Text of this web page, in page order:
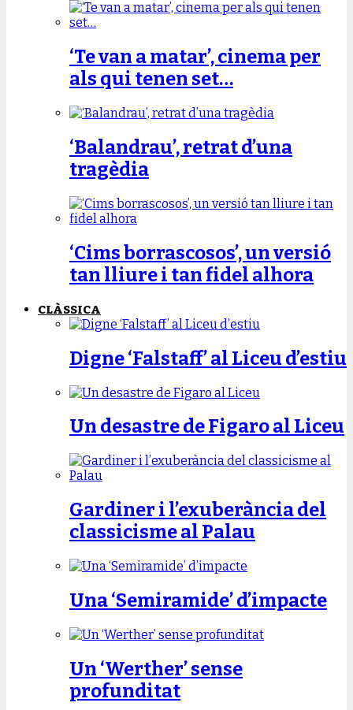
‘Te van a matar’, cinema per
als qui tenen set…
‘Balandrau’, retrat d’una
tragèdia
‘Cims borrascosos’, un versió
tan lliure i tan fidel alhora
CLÀSSICA
Digne ‘Falstaff’ al Liceu d’estiu
Un desastre de Figaro al Liceu
Gardiner i l’exuberància del
classicisme al Palau
Una ‘Semiramide’ d’impacte
Un ‘Werther’ sense
profunditat